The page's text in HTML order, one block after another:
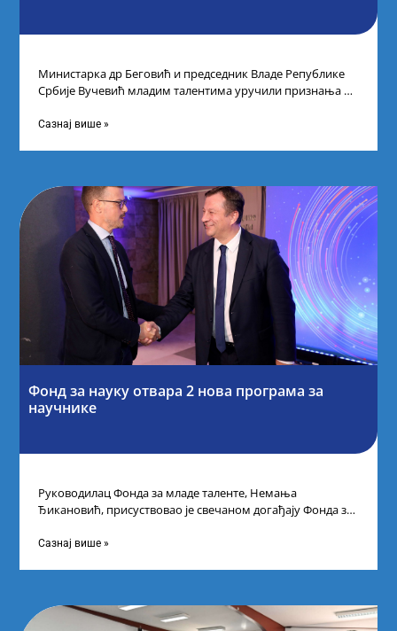
Министарка др Беговић и председник Владе Републике
Србије Вучевић младим талентима уручили признања У
Сазнај више »
Фонд за науку отвара 2 нова програма за
научнике
Руководилац Фонда за младе таленте, Немања
Ђикановић, присуствовао је свечаном догађају Фонда за
Сазнај више »